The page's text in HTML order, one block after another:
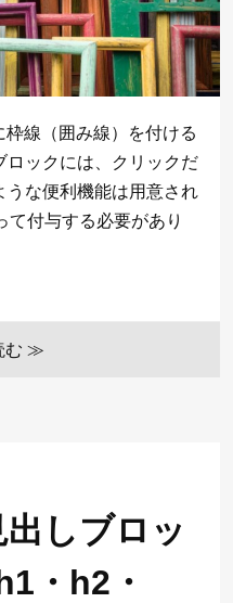
線（囲み線）を付ける
ロックには、クリックだ
うな便利機能は用意され
付与する必要があり
む ≫
しブロッ
・h2・